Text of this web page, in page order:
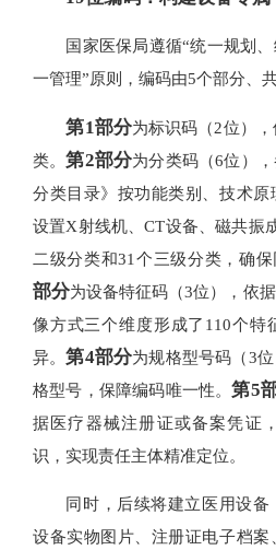
国家医保局遵循“统一规划
一管理”原则，编码由5个部分、
第1部分为标识码（2位），
类。第2部分为分类码（6位）
分类目录》按功能类别、技术原
设置X射线机、CT设备、磁共振
二级分类和31个三级分类，确
部分为设备特征码（3位），依
像方式三个维度形成了110个特
异。第4部分为规格型号码（3
格型号，保障编码唯一性。第5
据医疗器械注册证或备案凭证
识，实现责任主体精准定位。
同时，后续将建立医用设
设备实物图片、注册证电子档案